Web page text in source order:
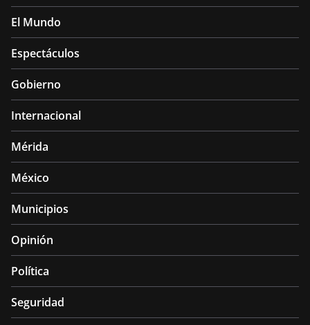
El Mundo
Espectáculos
Gobierno
Internacional
Mérida
México
Municipios
Opinión
Política
Seguridad